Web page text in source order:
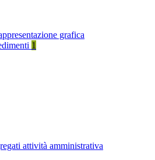
grafica
1
attività amministrativa